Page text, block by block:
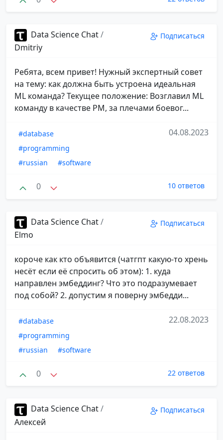
Data Science Chat/
Dmitriy
Подписаться
Ребята, всем привет! Нужный экспертный совет
на тему: как должна быть устроена идеальная
ML команда? Текущее положение: Возглавил ML
команду в качестве PM, за плечами боевог...
#database
#programming
#russian
#software
04.08.2023
0 10 ответов
Data Science Chat/
Elmo
Подписаться
короче как кто объявится (чатгпт какую-то хрень
несёт если её спросить об этом): 1. куда
направлен эмбеддинг? Что это подразумевает
под собой? 2. допустим я поверну эмбедди...
#database
#programming
#russian
#software
22.08.2023
0 22 ответов
Data Science Chat/
Алексей
Подписаться